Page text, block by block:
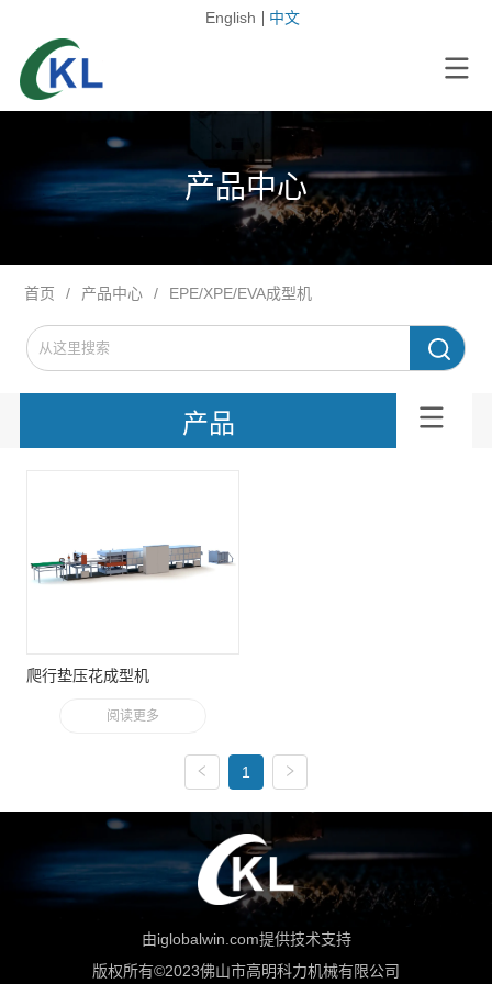
English 中文
产品中心
首页 / 产品中心 / EPE/XPE/EVA成型机
产品
爬行垫压花成型机
阅读更多
1
由iglobalwin.com提供技术支持
版权所有©2023佛山市高明科力机械有限公司